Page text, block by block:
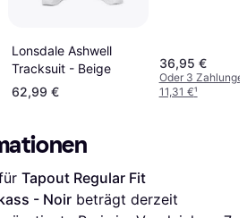
Lonsdale Ashwell
Tracksuit - Beige
62,99 €
36,95 €
Oder 3
11,31 €¹
Tapout Regular Fit
- Noir